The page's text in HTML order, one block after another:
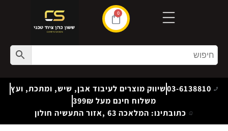
0
03-6138810שיווק מוצרים לעיבוד אבן, שיש, ומתכת, ועץ
משלוח חינם מעל 399₪
כתובתינו: המלאכה 63 ,אזור התעשיה חולון